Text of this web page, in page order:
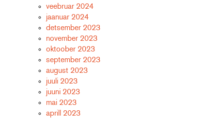
veebruar 2024
jaanuar 2024
detsember 2023
november 2023
oktoober 2023
september 2023
august 2023
juuli 2023
juuni 2023
mai 2023
aprill 2023